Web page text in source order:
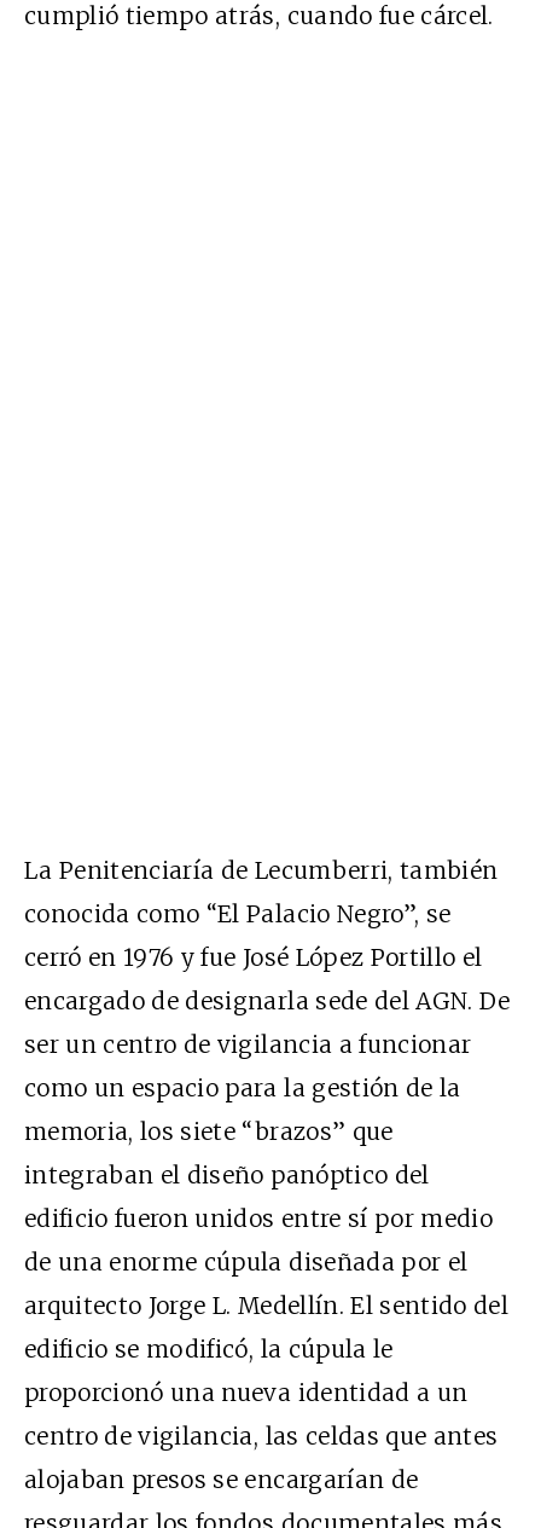
cumplió tiempo atrás, cuando fue cárcel.
La Penitenciaría de Lecumberri, también
conocida como “El Palacio Negro”, se
cerró en 1976 y fue José López Portillo el
encargado de designarla sede del AGN. De
ser un centro de vigilancia a funcionar
como un espacio para la gestión de la
memoria, los siete “brazos” que
integraban el diseño panóptico del
edificio fueron unidos entre sí por medio
de una enorme cúpula diseñada por el
arquitecto Jorge L. Medellín. El sentido del
edificio se modificó, la cúpula le
proporcionó una nueva identidad a un
centro de vigilancia, las celdas que antes
alojaban presos se encargarían de